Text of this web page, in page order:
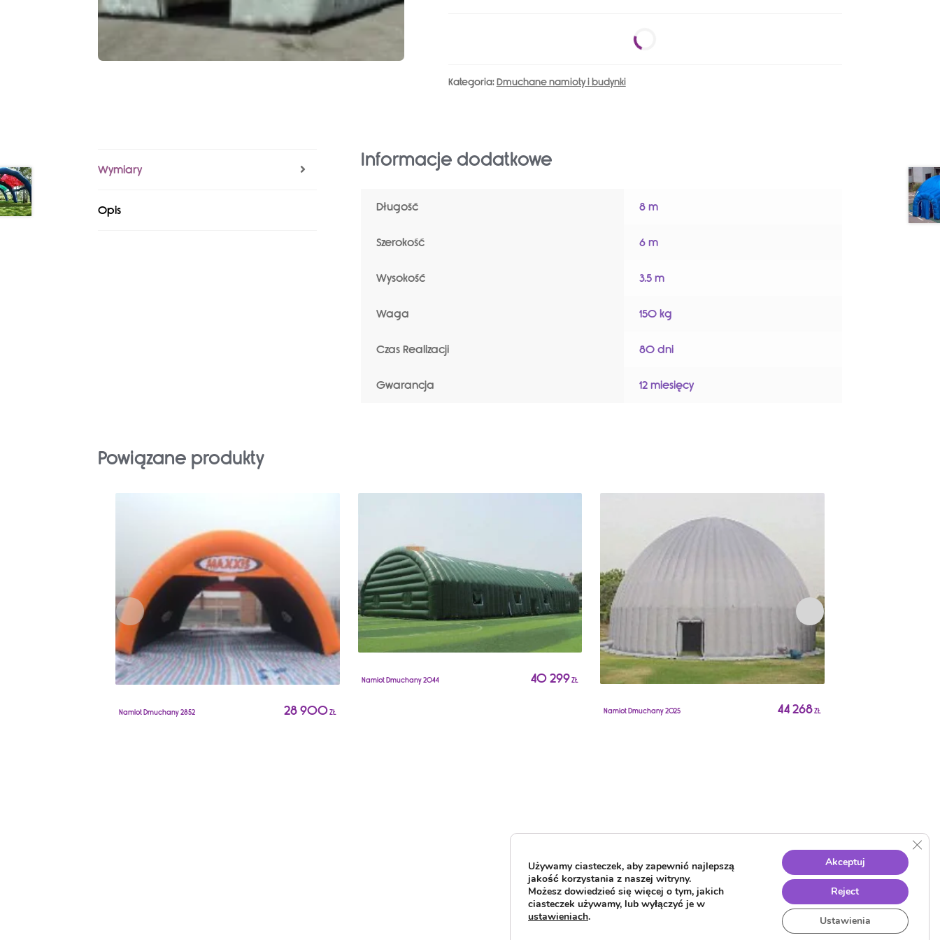
Kategoria:Dmuchane namioty i budynki
Wymiary
Opis
Informacje dodatkowe
Długość 8 m
Szerokość 6 m
Wysokość 3.5 m
Waga 150 kg
Czas Realizacji 80 dni
Gwarancja 12 miesięcy
Powiązane produkty
Namiot Dmuchany 2852 28 900ZŁ
Namiot Dmuchany 2044 40 299ZŁ
Namiot Dmuchany 2025 44 268ZŁ
Używamy ciasteczek, aby zapewnić najlepszą
jakość korzystania z naszej witryny.
Możesz dowiedzieć się więcej o tym, jakich
ciasteczek używamy, lub wyłączyć je w
ustawieniach.
Akceptuj
Reject
Ustawienia